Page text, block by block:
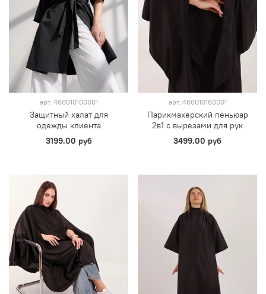
арт. 460010100001
Защитный халат для
одежды клиента
3199.00 руб
арт. 460010160001
Парикмахерский пеньюар
2в1 с вырезами для рук
3499.00 руб